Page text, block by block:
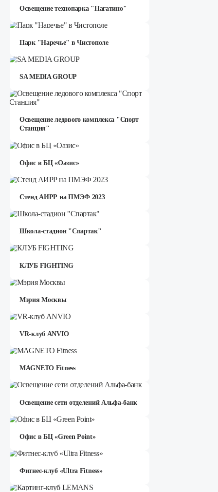
Освещение технопарка "Нагатино"
Парк "Наречье" в Чистополе
SA MEDIA GROUP
Освещение ледового комплекса "Спорт
Станция"
Офис в БЦ «Оазис»
Стенд АИРР на ПМЭФ 2023
Школа-стадион "Спартак"
КЛУБ FIGHTING
Мэрия Москвы
VR-клуб ANVIO
MAGNETO Fitness
Освещение сети отделений Альфа-банк
Офис в БЦ «Green Point»
Фитнес-клуб «Ultra Fitness»